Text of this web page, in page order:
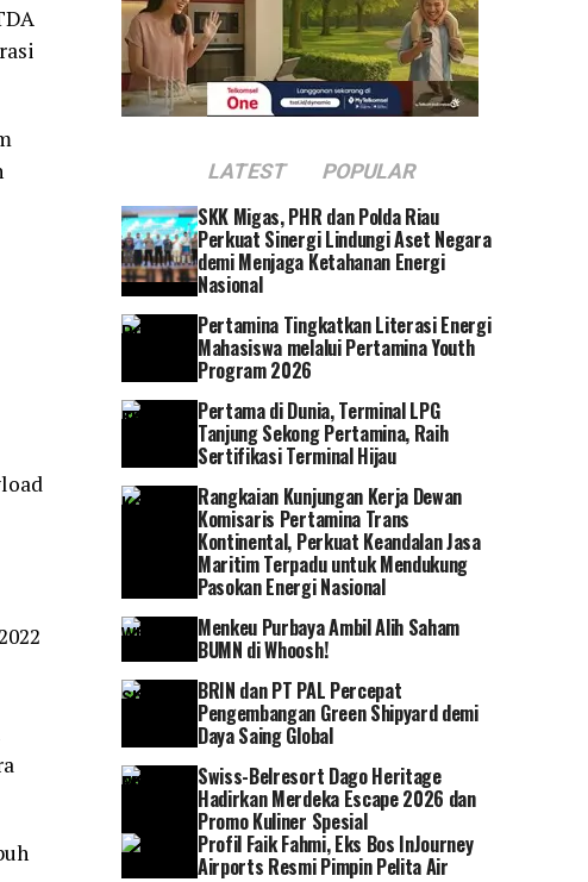
LATEST POPULAR
SKK Migas, PHR dan Polda Riau
Perkuat Sinergi Lindungi Aset Negara
demi Menjaga Ketahanan Energi
Nasional
Pertamina Tingkatkan Literasi Energi
Mahasiswa melalui Pertamina Youth
Program 2026
Pertama di Dunia, Terminal LPG
Tanjung Sekong Pertamina, Raih
Sertifikasi Terminal Hijau
Rangkaian Kunjungan Kerja Dewan
Komisaris Pertamina Trans
Kontinental, Perkuat Keandalan Jasa
Maritim Terpadu untuk Mendukung
Pasokan Energi Nasional
Menkeu Purbaya Ambil Alih Saham
BUMN di Whoosh!
BRIN dan PT PAL Percepat
Pengembangan Green Shipyard demi
Daya Saing Global
Swiss-Belresort Dago Heritage
Hadirkan Merdeka Escape 2026 dan
Promo Kuliner Spesial
Profil Faik Fahmi, Eks Bos InJourney
Airports Resmi Pimpin Pelita Air